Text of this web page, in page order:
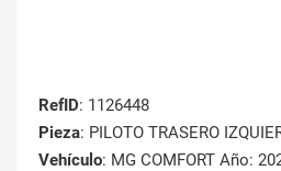
RefID: 1126448
Pieza: PILOTO TRASERO
Vehículo: MG COMFORT Año: